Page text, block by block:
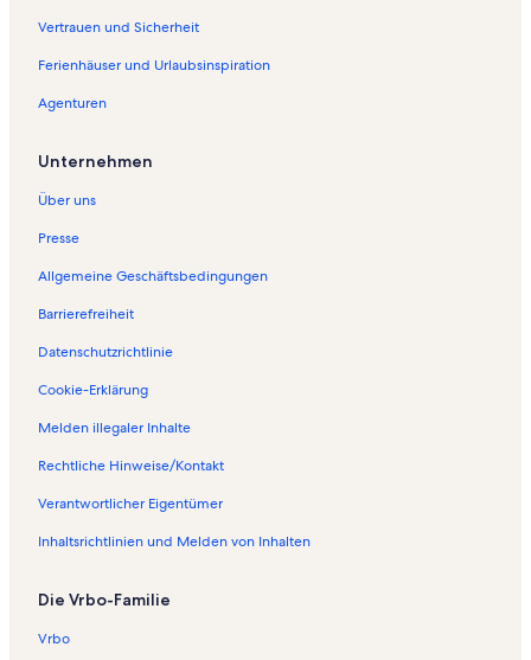
l
e
d
S
e
i
e
f
n
e
:
e
i
e
n
w
n
n
Vertrauen und Sicherheit
Ferienhäuser und Urlaubsinspiration
Agenturen
Unternehmen
Über uns
Presse
Allgemeine Geschäftsbedingungen
Barrierefreiheit
Datenschutzrichtlinie
Cookie-Erklärung
Melden illegaler Inhalte
Rechtliche Hinweise/Kontakt
Verantwortlicher Eigentümer
Inhaltsrichtlinien und Melden von Inhalten
Die Vrbo-Familie
Vrbo